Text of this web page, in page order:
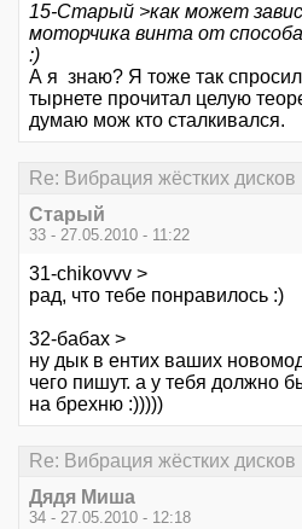
15-Старый >как может
моторчика винта от
:)
А я знаю? Я тоже так
тырнете прочитал целую
думаю мож кто сталкивался.
Re: Вибрация жёстких дисков
Старый
33 - 27.05.2010 - 11:22
31-chikovvv >
рад, что тебе понравилось :)
32-бабах >
ну дык в ентих ваших
чего пишут. а у тебя должно
на брехню :)))))
Re: Вибрация жёстких дисков
Дядя Миша
34 - 27.05.2010 - 12:18